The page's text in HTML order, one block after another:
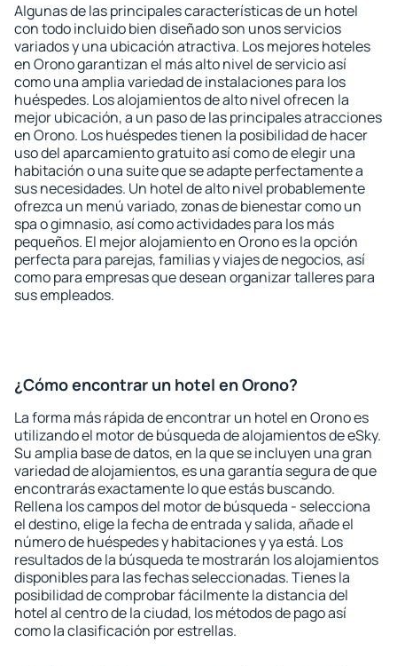
Algunas de las principales características de un hotel
con todo incluido bien diseñado son unos servicios
variados y una ubicación atractiva. Los mejores hoteles
en Orono garantizan el más alto nivel de servicio así
como una amplia variedad de instalaciones para los
huéspedes. Los alojamientos de alto nivel ofrecen la
mejor ubicación, a un paso de las principales atracciones
en Orono. Los huéspedes tienen la posibilidad de hacer
uso del aparcamiento gratuito así como de elegir una
habitación o una suite que se adapte perfectamente a
sus necesidades. Un hotel de alto nivel probablemente
ofrezca un menú variado, zonas de bienestar como un
spa o gimnasio, así como actividades para los más
pequeños. El mejor alojamiento en Orono es la opción
perfecta para parejas, familias y viajes de negocios, así
como para empresas que desean organizar talleres para
sus empleados.
¿Cómo encontrar un hotel en Orono?
La forma más rápida de encontrar un hotel en Orono es
utilizando el motor de búsqueda de alojamientos de eSky.
Su amplia base de datos, en la que se incluyen una gran
variedad de alojamientos, es una garantía segura de que
encontrarás exactamente lo que estás buscando.
Rellena los campos del motor de búsqueda - selecciona
el destino, elige la fecha de entrada y salida, añade el
número de huéspedes y habitaciones y ya está. Los
resultados de la búsqueda te mostrarán los alojamientos
disponibles para las fechas seleccionadas. Tienes la
posibilidad de comprobar fácilmente la distancia del
hotel al centro de la ciudad, los métodos de pago así
como la clasificación por estrellas.